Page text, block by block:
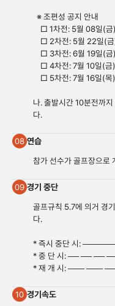
※ 조편성 공지 안내
□ 1차전: 5월 08일(금
□ 2차전: 5월 22일(금
□ 3차전: 6월 19일(금
□ 4차전: 7월 10일(금
□ 5차전: 7월 16일(목
나. 출발시간 10분전까
다.
08 연습
참가 선수가 골프장으로
09 경기 중단
골프규칙 5.7에 의거 경
다.
* 즉시 중단 시:
* 중 단 시: ── ── ──
* 재 개 시: ─── ───
10 경기속도